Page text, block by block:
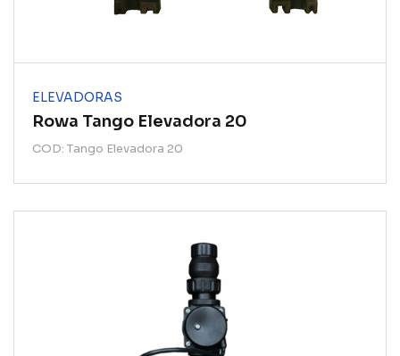
ELEVADORAS
Rowa Tango Elevadora 20
COD: Tango Elevadora 20